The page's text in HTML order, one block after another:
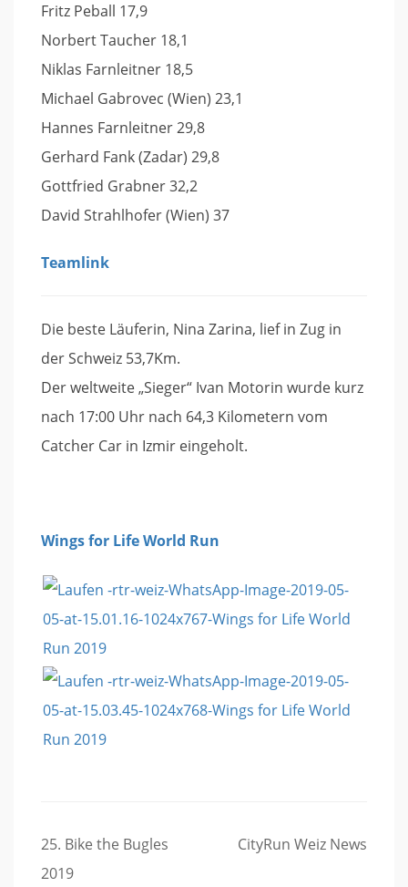
Fritz Peball 17,9
Norbert Taucher 18,1
Niklas Farnleitner 18,5
Michael Gabrovec (Wien) 23,1
Hannes Farnleitner 29,8
Gerhard Fank (Zadar) 29,8
Gottfried Grabner 32,2
David Strahlhofer (Wien) 37
Teamlink
Die beste Läuferin, Nina Zarina, lief in Zug in
der Schweiz 53,7Km.
Der weltweite „Sieger“ Ivan Motorin wurde kurz
nach 17:00 Uhr nach 64,3 Kilometern vom
Catcher Car in Izmir eingeholt.
Wings for Life World Run
Beitragsnavigation
25. Bike the Bugles
2019
CityRun Weiz News